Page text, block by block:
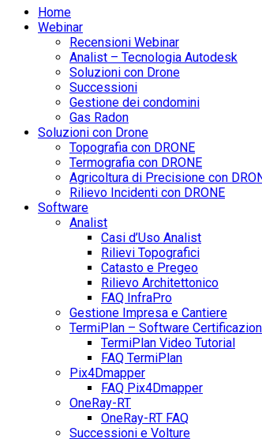
Home
Webinar
Recensioni Webinar
Analist – Tecnologia Autodesk
Soluzioni con Drone
Successioni
Gestione dei condomini
Gas Radon
Soluzioni con Drone
Topografia con DRONE
Termografia con DRONE
Agricoltura di Precisione con
Rilievo Incidenti con DRONE
Software
Analist
Casi d’Uso Analist
Rilievi Topografici
Catasto e Pregeo
Rilievo Architettonico
FAQ InfraPro
Gestione Impresa e Cantiere
TermiPlan – Software
TermiPlan Video Tutorial
FAQ TermiPlan
Pix4Dmapper
FAQ Pix4Dmapper
OneRay-RT
OneRay-RT FAQ
Successioni e Volture